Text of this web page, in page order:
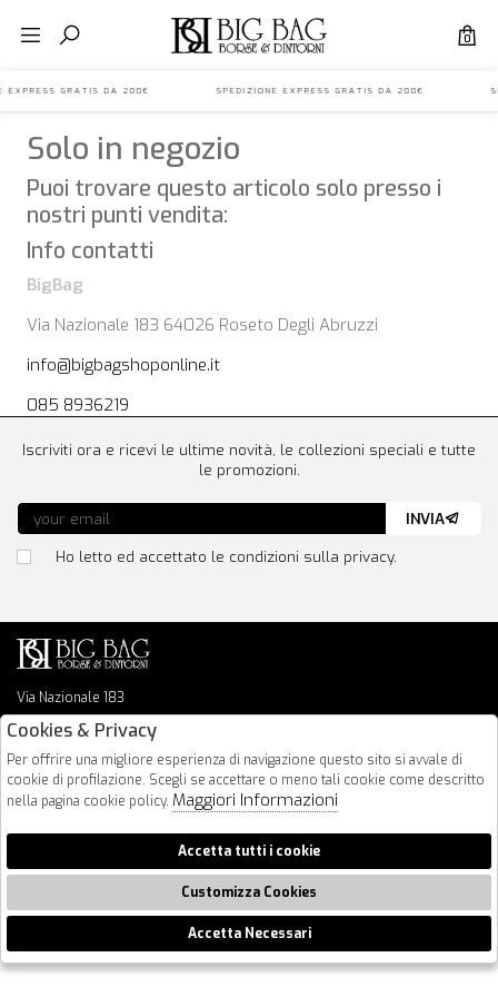
0
EXPRESS GRATIS DA 200€ SPEDIZIONE EXPRESS GRATIS DA 200€
Solo in negozio
Puoi trovare questo articolo solo presso i
nostri punti vendita:
Info contatti
BigBag
Via Nazionale 183 64026 Roseto Degli Abruzzi
info@bigbagshoponline.it
085 8936219
Via Nazionale 183
64026 Roseto Degli Abruzzi
info@bigbagshoponline.it
follow us
Iscriviti ora e ricevi le ultime novità, le collezioni speciali e tutte
le promozioni.
Ho letto ed accettato le condizioni sulla privacy.
INVIA
2026 BigBag - P.iva : 00916940679 Powered by
🍪
Cookies & Privacy
Per offrire una migliore esperienza di navigazione questo sito si avvale di
cookie di profilazione. Scegli se accettare o meno tali cookie come descritto
nella pagina cookie policy. Maggiori Informazioni
Accetta tutti i cookie
Customizza Cookies
Accetta Necessari